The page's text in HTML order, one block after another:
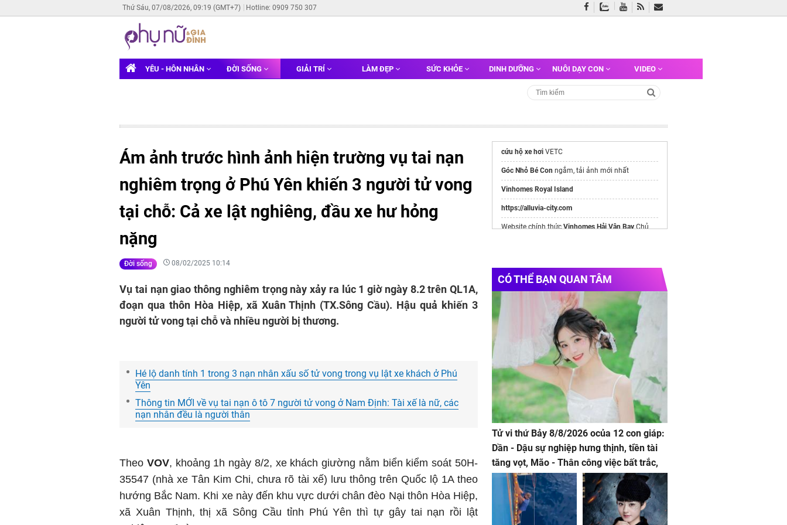
Thứ Sáu, 07/08/2026, 09:19 (GMT+7) Hotline: 0909 750 307
YÊU - HÔN NHÂN ĐỜI SỐNG GIẢI TRÍ LÀM ĐẸP SỨC KHỎE DINH DƯỠNG NUÔI DẠY CON VIDEO
Ám ảnh trước hình ảnh hiện trường vụ tai nạn
nghiêm trọng ở Phú Yên khiến 3 người tử vong
tại chỗ: Cả xe lật nghiêng, đầu xe hư hỏng
nặng
Đời sống 08/02/2025 10:14
Vụ tai nạn giao thông nghiêm trọng này xảy ra lúc 1 giờ ngày 8.2 trên QL1A,
đoạn qua thôn Hòa Hiệp, xã Xuân Thịnh (TX.Sông Cầu). Hậu quả khiến 3
người tử vong tại chỗ và nhiều người bị thương.
Hé lộ danh tính 1 trong 3 nạn nhân xấu số tử vong trong vụ lật xe khách ở Phú
Yên
Thông tin MỚI về vụ tai nạn ô tô 7 người tử vong ở Nam Định: Tài xế là nữ, các
nạn nhân đều là người thân
Theo VOV, khoảng 1h ngày 8/2, xe khách giường nằm biển kiểm soát 50H-
35547 (nhà xe Tân Kim Chi, chưa rõ tài xế) lưu thông trên Quốc lộ 1A theo
hướng Bắc Nam. Khi xe này đến khu vực dưới chân đèo Nại thôn Hòa Hiệp,
xã Xuân Thịnh, thị xã Sông Cầu tỉnh Phú Yên thì tự gây tai nạn rồi lật
cứu hộ xe hơi VETC
Góc Nhỏ Bé Con ngắm, tải ảnh mới nhất
Vinhomes Royal Island
https://alluvia-city.com
Website chính thức Vinhomes Hải Vân Bay Chủ
ảnh thanh gươm diệt quỷ
Nha Khoa Quốc Tế
AQUA
CÓ THỂ BẠN QUAN TÂM
Tử vi thứ Bảy 8/8/2026 ocủa 12 con giáp:
Dần - Dậu sự nghiệp hưng thịnh, tiền tài
tăng vọt, Mão - Thân công việc bất trắc,
tiền mất tật mang